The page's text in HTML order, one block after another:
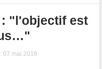
: "l'objectif est
07 mai 2016